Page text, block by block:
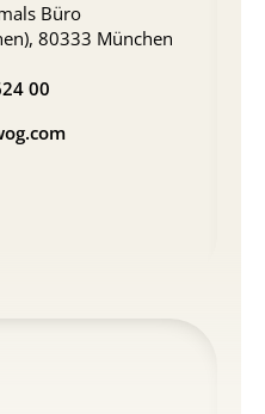
Büro
80333 München
00